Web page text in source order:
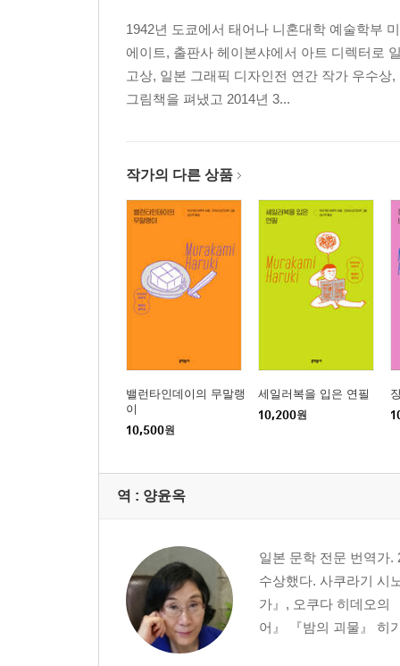
1942년 도쿄에서 태어나 니혼대학 예술학부
에이트, 출판사 헤이본샤에서 아트 디렉터로
고상, 일본 그래픽 디자인전 연간 작가 우수
그림책을 펴냈고 2014년 3...
작가의 다른 상품
밸런타인데이의 무말랭
이
10,500원
세일러복을 입은 연필
10,200원
역 : 양윤옥
일본 문학 전문 번역가.
수상했다. 사쿠라기 시
가』, 오쿠다 히데오의
어』 『밤의 괴물』 히